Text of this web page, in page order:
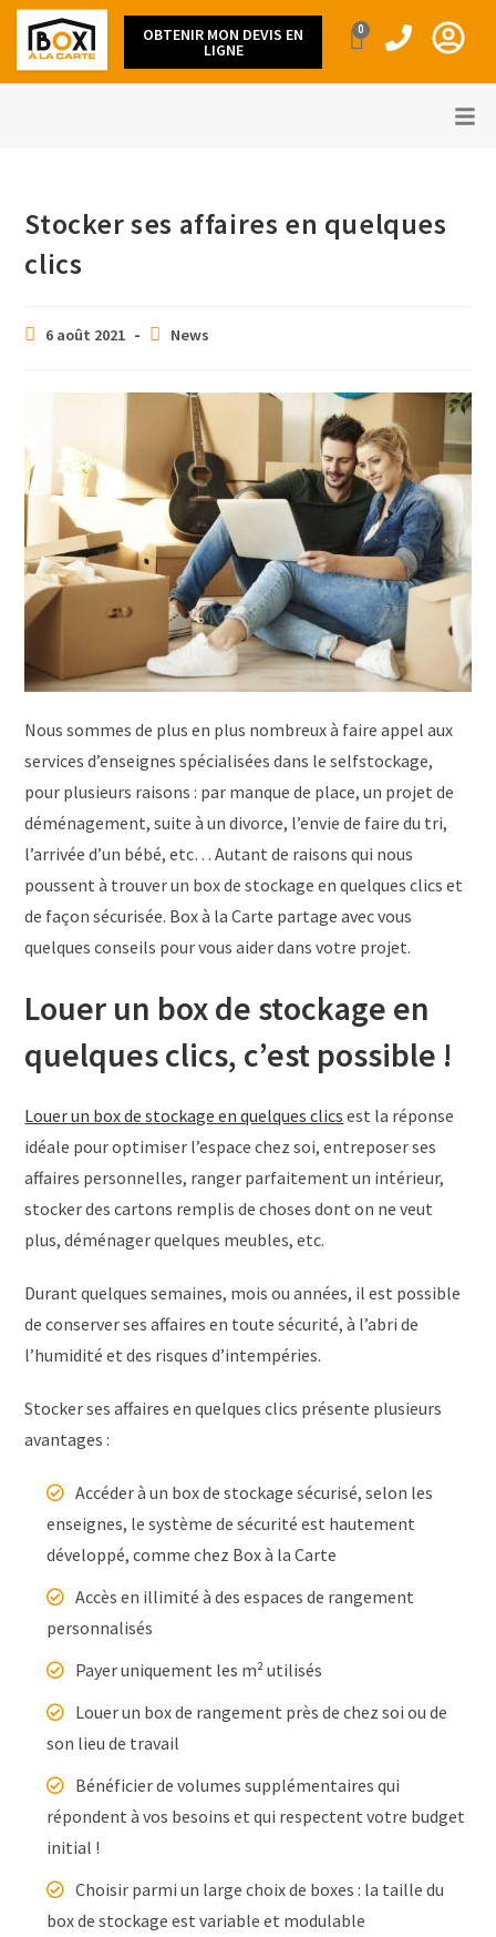
OBTENIR MON DEVIS EN
LIGNE
0
Stocker ses affaires en quelques
clics
6 août 2021 News
Nous sommes de plus en plus nombreux à faire appel aux
services d’enseignes spécialisées dans le selfstockage,
pour plusieurs raisons : par manque de place, un projet de
déménagement, suite à un divorce, l’envie de faire du tri,
l’arrivée d’un bébé, etc… Autant de raisons qui nous
poussent à trouver un box de stockage en quelques clics et
de façon sécurisée. Box à la Carte partage avec vous
quelques conseils pour vous aider dans votre projet.
Louer un box de stockage en
quelques clics, c’est possible !
Louer un box de stockage en quelques clics est la réponse
idéale pour optimiser l’espace chez soi, entreposer ses
affaires personnelles, ranger parfaitement un intérieur,
stocker des cartons remplis de choses dont on ne veut
plus, déménager quelques meubles, etc.
Durant quelques semaines, mois ou années, il est possible
de conserver ses affaires en toute sécurité, à l’abri de
l’humidité et des risques d’intempéries.
Stocker ses affaires en quelques clics présente plusieurs
avantages :
Accéder à un box de stockage sécurisé, selon les
enseignes, le système de sécurité est hautement
développé, comme chez Box à la Carte
Accès en illimité à des espaces de rangement
personnalisés
Payer uniquement les m² utilisés
Louer un box de rangement près de chez soi ou de
son lieu de travail
Bénéficier de volumes supplémentaires qui
répondent à vos besoins et qui respectent votre budget
initial !
Choisir parmi un large choix de boxes : la taille du
box de stockage est variable et modulable